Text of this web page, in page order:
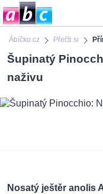
Ábíčko.cz Přečti si
Šupinatý
naživu
Nosatý ještěr anolis